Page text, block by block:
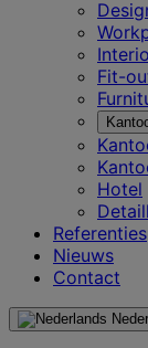
Fit-
Hotel
Referenties
Nieuws
Contact